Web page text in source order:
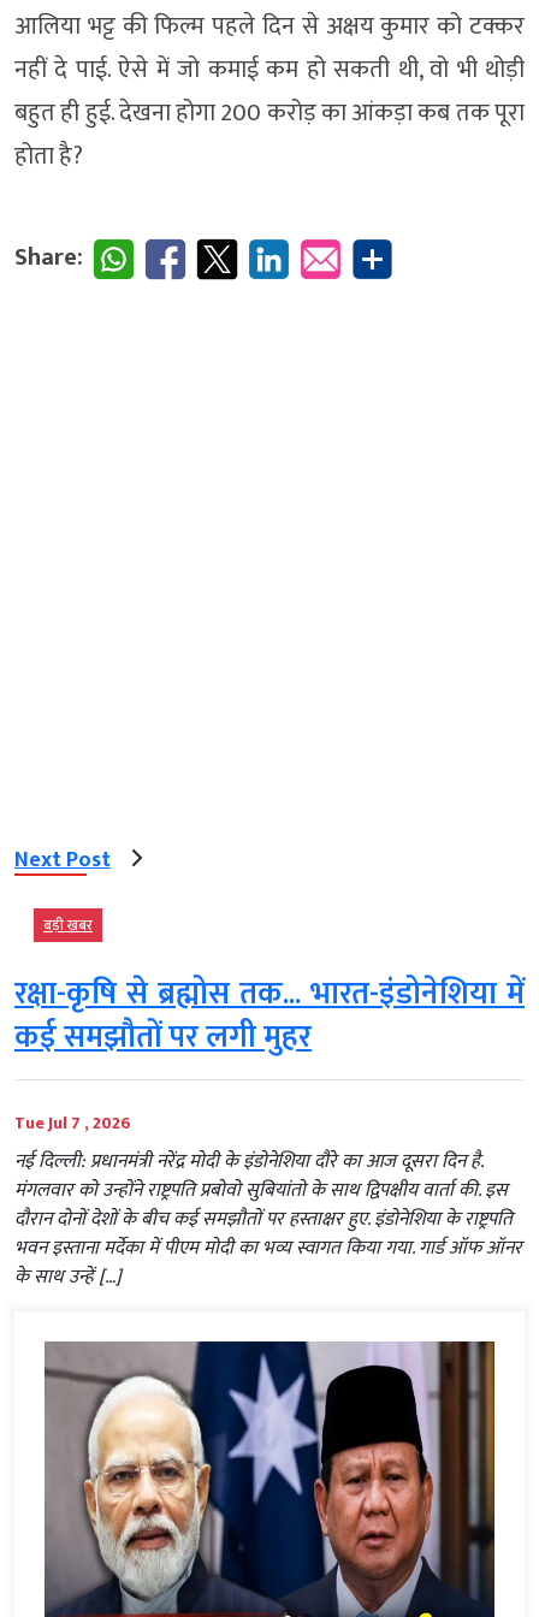
आलिया भट्ट की फिल्म पहले दिन से अक्षय कुमार को टक्कर
नहीं दे पाई. ऐसे में जो कमाई कम हो सकती थी, वो भी थोड़ी
बहुत ही हुई. देखना होगा 200 करोड़ का आंकड़ा कब तक पूरा
होता है?
Share:
Next Post
बड़ी खबर
रक्षा-कृषि से ब्रह्मोस तक... भारत-इंडोनेशिया में
कई समझौतों पर लगी मुहर
Tue Jul 7 , 2026
नई दिल्ली: प्रधानमंत्री नरेंद्र मोदी के इंडोनेशिया दौरे का आज दूसरा दिन है.
मंगलवार को उन्होंने राष्ट्रपति प्रबोवो सुबियांतो के साथ द्विपक्षीय वार्ता की. इस
दौरान दोनों देशों के बीच कई समझौतों पर हस्ताक्षर हुए. इंडोनेशिया के राष्ट्रपति
भवन इस्ताना मर्देका में पीएम मोदी का भव्य स्वागत किया गया. गार्ड ऑफ ऑनर
के साथ उन्हें […]